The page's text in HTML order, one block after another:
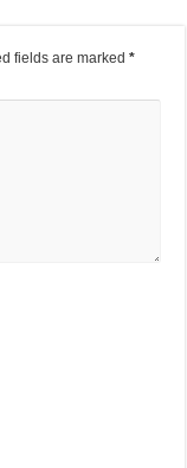
fields are marked*